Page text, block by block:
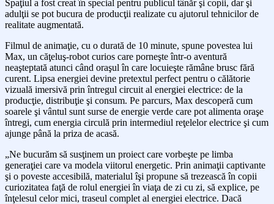
Spaţiul a fost creat în special pentru publicul tânăr şi copii, dar şi
adulţii se pot bucura de producţii realizate cu ajutorul tehnicilor de
realitate augmentată.
Filmul de animaţie, cu o durată de 10 minute, spune povestea lui
Max, un căţeluş-robot curios care porneşte într-o aventură
neaşteptată atunci când oraşul în care locuieşte rămâne brusc fără
curent. Lipsa energiei devine pretextul perfect pentru o călătorie
vizuală imersivă prin întregul circuit al energiei electrice: de la
producţie, distribuţie şi consum. Pe parcurs, Max descoperă cum
soarele şi vântul sunt surse de energie verde care pot alimenta oraşe
întregi, cum energia circulă prin intermediul reţelelor electrice şi cum
ajunge până la priza de acasă.
„Ne bucurăm să susţinem un proiect care vorbeşte pe limba
generaţiei care va modela viitorul energetic. Prin animaţii captivante
şi o poveste accesibilă, materialul îşi propune să trezească în copii
curiozitatea faţă de rolul energiei în viaţa de zi cu zi, să explice, pe
înţelesul celor mici, traseul complet al energiei electrice. Dacă